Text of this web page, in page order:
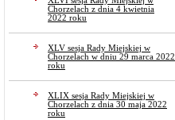
Chorzelach z dnia 4 kwietnia
2022 roku
XLV sesja Rady Miejskiej w
Chorzelach w dniu 29 marca 2022
roku
XLIX sesja Rady Miejskiej w
Chorzelach z dnia 30 maja 2022
roku